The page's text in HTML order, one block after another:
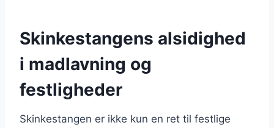
Skinkestangens alsidighed
i madlavning og
festligheder
Skinkestangen er ikke kun en ret til festlige